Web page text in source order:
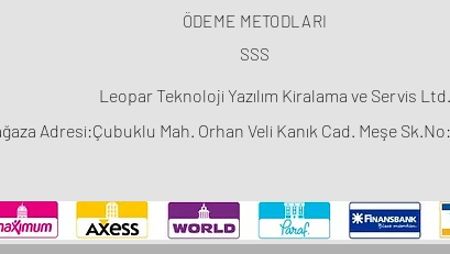
ÖDEME METODLARI
SSS
Leopar Teknoloji Yazılım Kiralama ve Servis
Adresi:Çubuklu Mah. Orhan Veli Kanık Cad. Meşe